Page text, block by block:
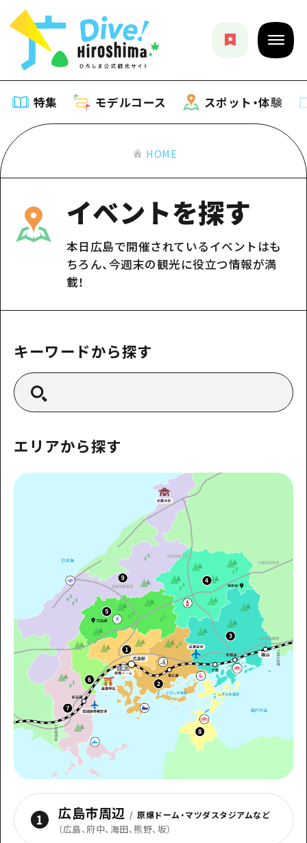
特集 モデルコース スポット・体験
おすすめ
アート
イベント・祭り
ショッピング
ナイトライフ
世界遺産
歴史・文化
癒し
自然
モデルコース
モデルコース一覧
Dive! Hiroshima 公式ガイド
あたらしい非日常
広島市周辺
安芸
芸北
宮島周辺
日帰り
半日
1泊2日
2泊3日
スポット・体験
スポット・体験一覧
備後
芸北
宮島周辺
イベント
旬情報
お役立ち情報
アクセス
二次交通まとめ
施設の混雑状況のお知らせ
お得な周遊チケット
手荷物預かり・配送サービス
広島おもてなしパス
HIROSHIMA FREE Wi-Fi
観光案内所
広島県を訪れる外国人旅行者向け情報一
ボランティアガイド
ユニバーサルツーリズム
ガイドブック
広島県の魅力を動画でご紹介！
よくあるご質問
フォトダウンロード
新着情報
事業者・学校関係者の皆さま
HOME
イベントを探す
本日広島で開催されているイベントはも
ちろん、今週末の観光に役立つ情報が満
載！
キーワードから探す
エリアから探す
1 広島市周辺 / 原爆ドーム・マツダスタジアムなど
（広島、府中、海田、熊野、坂）